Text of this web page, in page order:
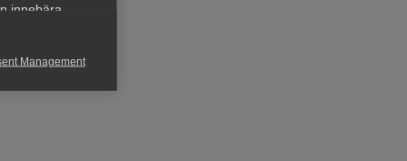
innebära
Management